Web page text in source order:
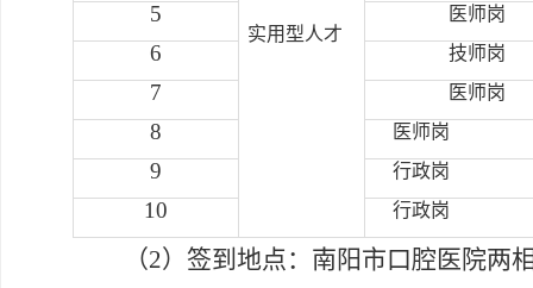
实用型人才
5 医师岗
6 技师岗
7 医师岗
8 医师岗
9 行政岗
10 行政岗
（2）签到地点：南阳市口腔医院两